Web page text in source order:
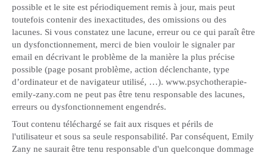
possible et le site est périodiquement remis à jour, mais peut
toutefois contenir des inexactitudes, des omissions ou des
lacunes. Si vous constatez une lacune, erreur ou ce qui paraît être
un dysfonctionnement, merci de bien vouloir le signaler par
email en décrivant le problème de la manière la plus précise
possible (page posant problème, action déclenchante, type
d’ordinateur et de navigateur utilisé, …). www.psychotherapie-
emily-zany.com ne peut pas être tenu responsable des lacunes,
erreurs ou dysfonctionnement engendrés.
Tout contenu téléchargé se fait aux risques et périls de
l'utilisateur et sous sa seule responsabilité. Par conséquent, Emily
Zany ne saurait être tenu responsable d'un quelconque dommage